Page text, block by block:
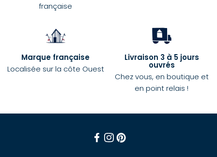
française
Marque française
Localisée sur la côte Ouest
Livraison 3 à 5 jours
ouvrés
Chez vous, en boutique et
en point relais !